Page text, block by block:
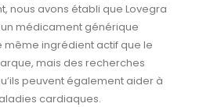
nous avons établi que Lovegra
médicament générique
même ingrédient actif que le
mais des recherches
peuvent également aider à
cardiaques.